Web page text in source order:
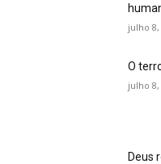
julho 8,
O
julho 8,
Deus